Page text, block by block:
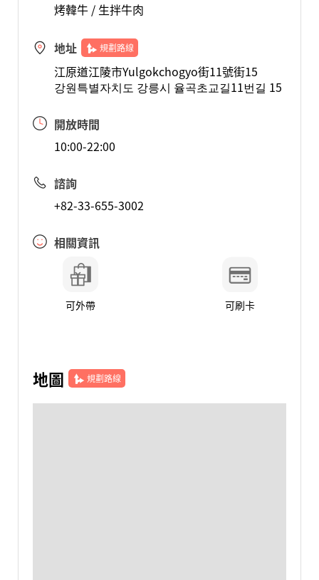
烤韓牛 / 生拌牛肉
地址 規劃路線
江原道江陵市Yulgokchogyo街11號街15
강원특별자치도 강릉시 율곡초교길11번길 15
開放時間
10:00-22:00
諮詢
+82-33-655-3002
相關資訊
可外帶 可刷卡
地圖 規劃路線